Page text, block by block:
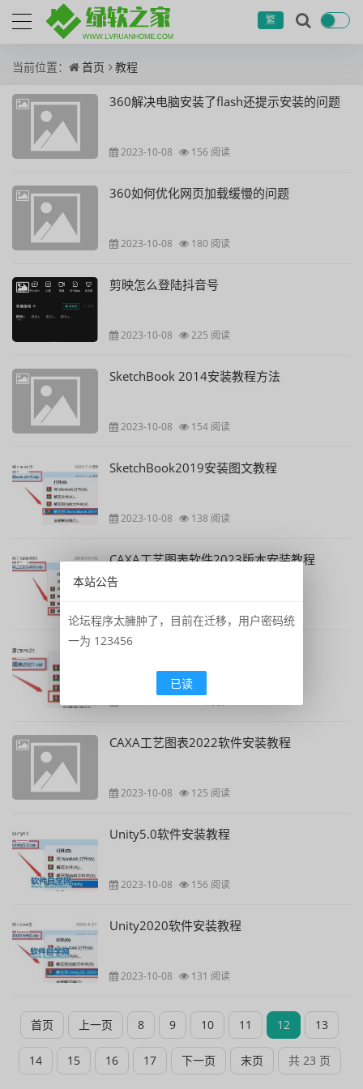
繁
当前位置： 首页 教程
360解决电脑安装了flash还提示安装的问题
2023-10-08 156 阅读
360如何优化网页加载缓慢的问题
2023-10-08 180 阅读
剪映怎么登陆抖音号
2023-10-08 225 阅读
SketchBook 2014安装教程方法
2023-10-08 154 阅读
SketchBook2019安装图文教程
2023-10-08 138 阅读
CAXA工艺图表软件2023版本安装教程
CAXA工艺图表2022软件安装教程
2023-10-08 125 阅读
Unity5.0软件安装教程
2023-10-08 156 阅读
Unity2020软件安装教程
2023-10-08 131 阅读
首页 上一页 8 9 10 11 12 13
14 15 16 17 下一页 末页 共 23 页
本站公告
论坛程序太臃肿了，目前在迁移，用户密码统
一为 123456
已读